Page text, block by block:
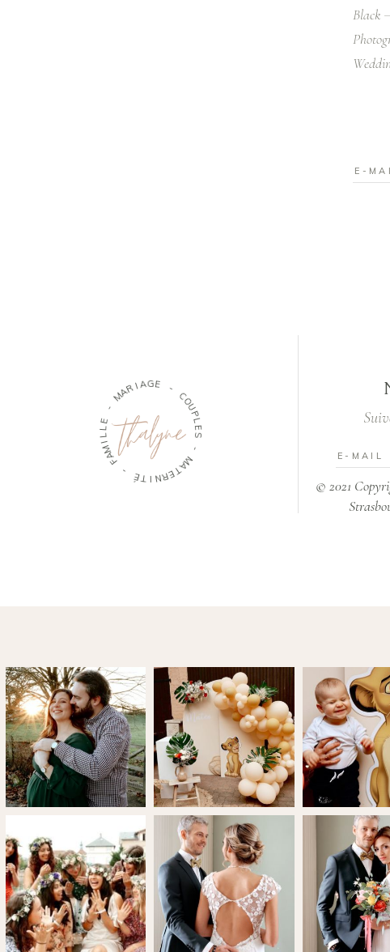
Black
-
MARIAG E
-
C
O
U
P
L
E
S
-
M
A
T
E
R
N
I
T
É
-
F
A
M
I
L
L
E
© 2021